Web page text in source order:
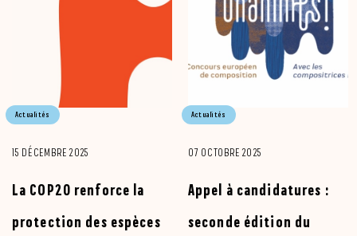
Actualités
15 DÉCEMBRE 2025
La COP20 renforce la
protection des espèces
Actualités
07 OCTOBRE 2025
Appel à candidatures :
seconde édition du